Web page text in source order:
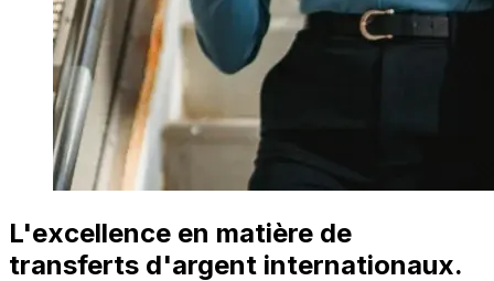
L'excellence en matière de
transferts d'argent internationaux.